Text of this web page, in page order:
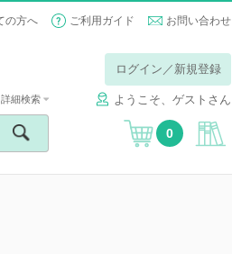
の方へ ご利用ガイド お問い合わせ
ログイン／新規登録
ようこそ、ゲストさん
詳細検索
0